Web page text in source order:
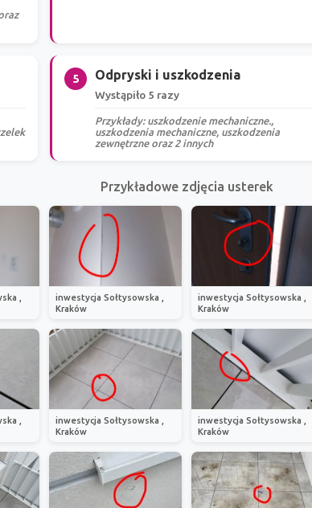
5 Odpryski i uszkodzenia
Wystąpiło 5 razy
Przykłady: uszkodzenie mechaniczne.,
uszkodzenia mechaniczne, uszkodzenia
zewnętrzne oraz 2 innych
Przykładowe zdjęcia usterek
,
inwestycja Sołtysowska ,
Kraków
inwestycja Sołtysowska ,
Kraków
,
inwestycja Sołtysowska ,
Kraków
inwestycja Sołtysowska ,
Kraków